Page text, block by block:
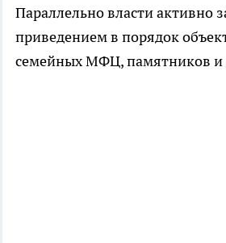
Параллельно власти активно
приведением в порядок
семейных МФЦ, памятников и